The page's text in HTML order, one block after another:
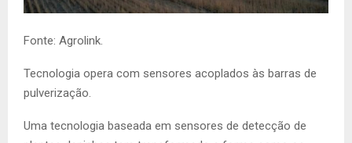
Fonte: Agrolink.
Tecnologia opera com sensores acoplados às barras de
pulverização.
Uma tecnologia baseada em sensores de detecção de